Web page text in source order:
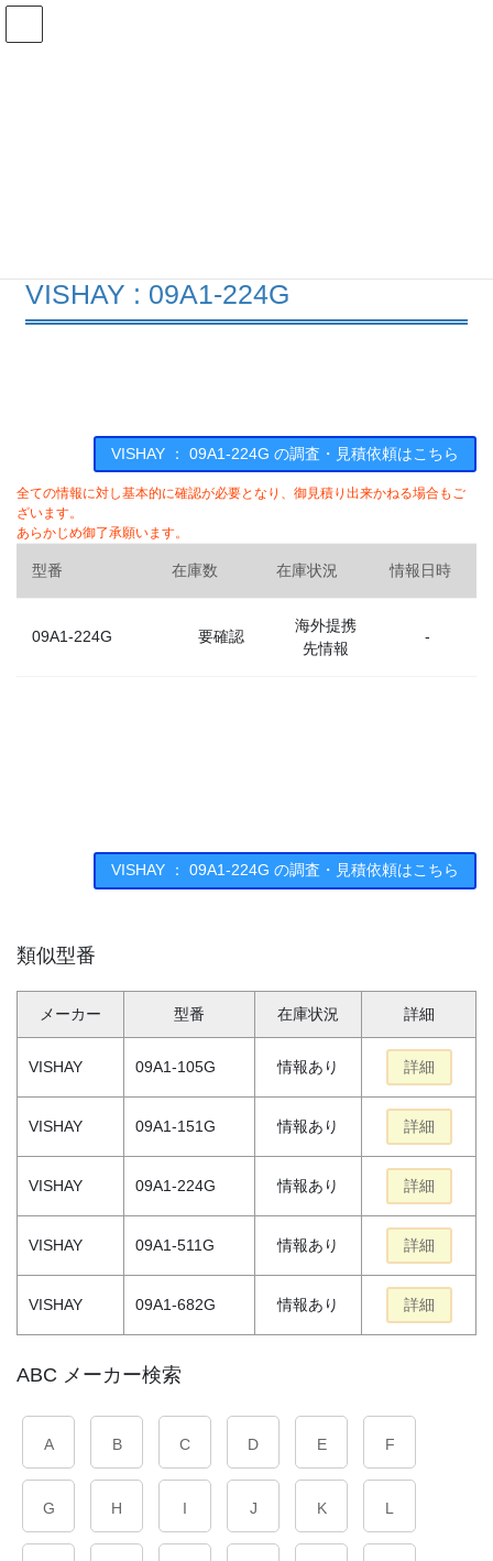
コ
ナ
VISHAY : 09A1-224G
VISHAY ： 09A1-224G の調査・見積依頼はこちら
全ての情報に対し基本的に確認が必要となり、御見積り出来かねる場合もご
ざいます。
あらかじめ御了承願います。
型番 在庫数 在庫状況 情報日時
09A1-224G 要確認
海外提携
先情報
-
VISHAY ： 09A1-224G の調査・見積依頼はこちら
類似型番
メーカー 型番 在庫状況 詳細
VISHAY 09A1-105G 情報あり 詳細
VISHAY 09A1-151G 情報あり 詳細
VISHAY 09A1-224G 情報あり 詳細
VISHAY 09A1-511G 情報あり 詳細
VISHAY 09A1-682G 情報あり 詳細
ABC メーカー検索
A B C D E F
G H I J K L